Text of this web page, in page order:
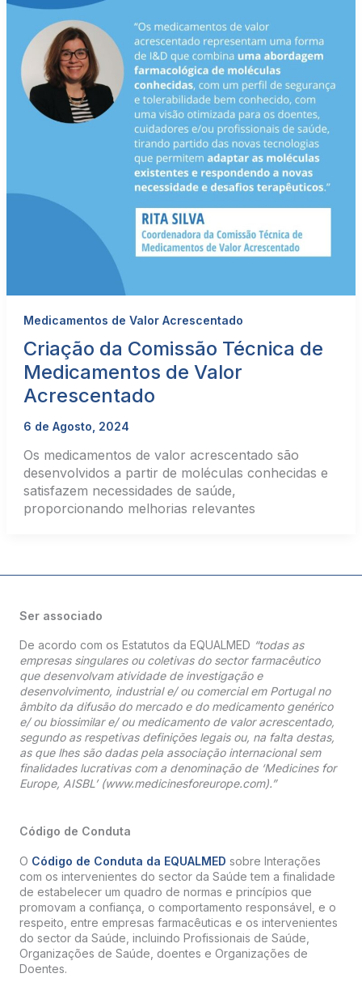
Medicamentos de Valor Acrescentado
Criação da Comissão Técnica de
Medicamentos de Valor
Acrescentado
6 de Agosto, 2024
Os medicamentos de valor acrescentado são
desenvolvidos a partir de moléculas conhecidas e
satisfazem necessidades de saúde,
proporcionando melhorias relevantes
Ser associado
De acordo com os Estatutos da EQUALMED “todas as
empresas singulares ou coletivas do sector farmacêutico
que desenvolvam atividade de investigação e
desenvolvimento, industrial e/ ou comercial em Portugal no
âmbito da difusão do mercado e do medicamento genérico
e/ ou biossimilar e/ ou medicamento de valor acrescentado,
segundo as respetivas definições legais ou, na falta destas,
as que lhes são dadas pela associação internacional sem
finalidades lucrativas com a denominação de ‘Medicines for
Europe, AISBL’ (www.medicinesforeurope.com).”
Código de Conduta
O Código de Conduta da EQUALMED sobre Interações
com os intervenientes do sector da Saúde tem a finalidade
de estabelecer um quadro de normas e princípios que
promovam a confiança, o comportamento responsável, e o
respeito, entre empresas farmacêuticas e os intervenientes
do sector da Saúde, incluindo Profissionais de Saúde,
Organizações de Saúde, doentes e Organizações de
Doentes.